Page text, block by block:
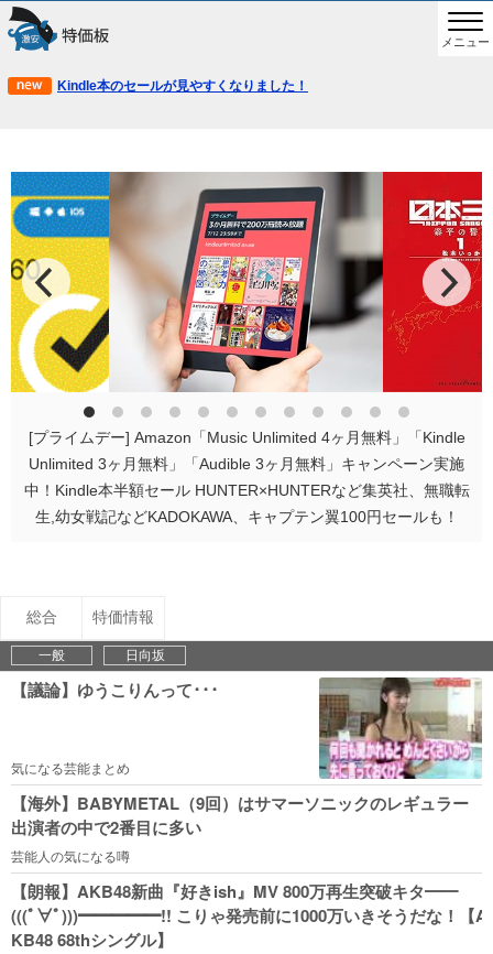
メニュー
Kindle本のセールが見やすくなりました！
[プライムデー] Amazon「Music Unlimited 4ヶ月無料」「Kindle
Unlimited 3ヶ月無料」「Audible 3ヶ月無料」キャンペーン実施
中！Kindle本半額セール HUNTER×HUNTERなど集英社、無職転
生,幼女戦記などKADOKAWA、キャプテン翼100円セールも！
総合 特価情報
一般 日向坂
【議論】ゆうこりんって･･･
気になる芸能まとめ
【海外】BABYMETAL（9回）はサマーソニックのレギュラー
出演者の中で2番目に多い
芸能人の気になる噂
【朗報】AKB48新曲『好きish』MV 800万再生突破キタ━━
(((ﾟ∀ﾟ)))━━━━━!! こりゃ発売前に1000万いきそうだな！【A
KB48 68thシングル】